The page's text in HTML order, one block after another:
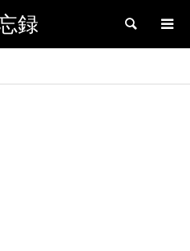
録 検索